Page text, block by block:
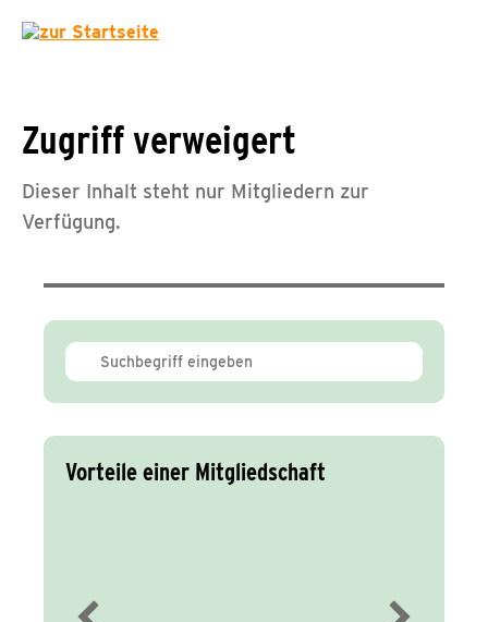
Zugriff verweigert
Dieser Inhalt steht nur Mitgliedern zur
Verfügung.
Vorteile einer Mitgliedschaft